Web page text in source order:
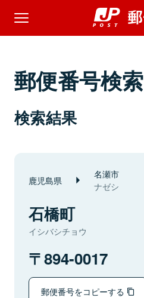
郵便番号検索
検索結果
鹿児島県 名瀬市
ナゼシ
石橋町
イシバシチョウ
894-0017
郵便番号をコピーする